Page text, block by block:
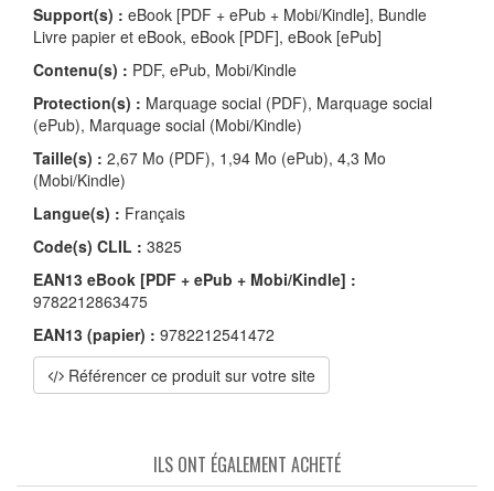
Support(s) : eBook [PDF + ePub + Mobi/Kindle], Bundle
Livre papier et eBook, eBook [PDF], eBook [ePub]
Contenu(s) : PDF, ePub, Mobi/Kindle
Protection(s) : Marquage social (PDF), Marquage social
(ePub), Marquage social (Mobi/Kindle)
Taille(s) : 2,67 Mo (PDF), 1,94 Mo (ePub), 4,3 Mo
(Mobi/Kindle)
Langue(s) : Français
Code(s) CLIL : 3825
EAN13 eBook [PDF + ePub + Mobi/Kindle] :
9782212863475
EAN13 (papier) : 9782212541472
Référencer ce produit sur votre site
ILS ONT ÉGALEMENT ACHETÉ